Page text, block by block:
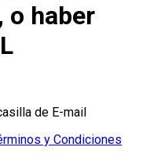
o haber
de E-mail
y Condiciones